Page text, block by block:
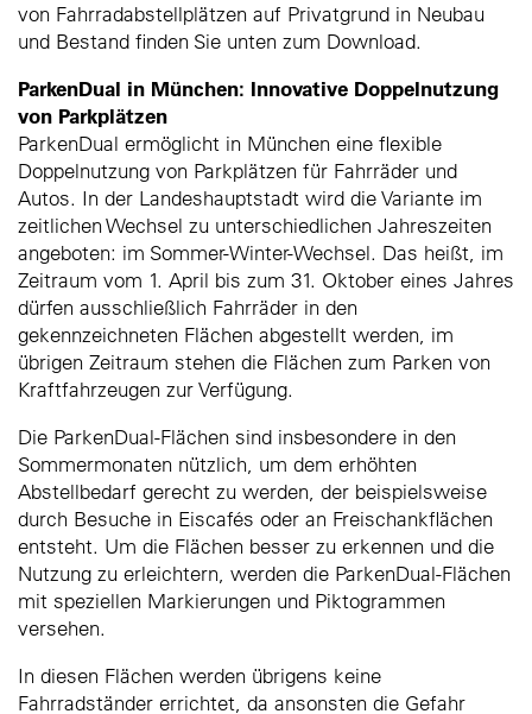
von Fahrradabstellplätzen auf Privatgrund in Neubau
und Bestand finden Sie unten zum Download.
ParkenDual in München: Innovative Doppelnutzung
von Parkplätzen
ParkenDual ermöglicht in München eine flexible
Doppelnutzung von Parkplätzen für Fahrräder und
Autos. In der Landeshauptstadt wird die Variante im
zeitlichen Wechsel zu unterschiedlichen Jahreszeiten
angeboten: im Sommer-Winter-Wechsel. Das heißt, im
Zeitraum vom 1. April bis zum 31. Oktober eines Jahres
dürfen ausschließlich Fahrräder in den
gekennzeichneten Flächen abgestellt werden, im
übrigen Zeitraum stehen die Flächen zum Parken von
Kraftfahrzeugen zur Verfügung.
Die ParkenDual-Flächen sind insbesondere in den
Sommermonaten nützlich, um dem erhöhten
Abstellbedarf gerecht zu werden, der beispielsweise
durch Besuche in Eiscafés oder an Freischankflächen
entsteht. Um die Flächen besser zu erkennen und die
Nutzung zu erleichtern, werden die ParkenDual-Flächen
mit speziellen Markierungen und Piktogrammen
versehen.
In diesen Flächen werden übrigens keine
Fahrradständer errichtet, da ansonsten die Gefahr